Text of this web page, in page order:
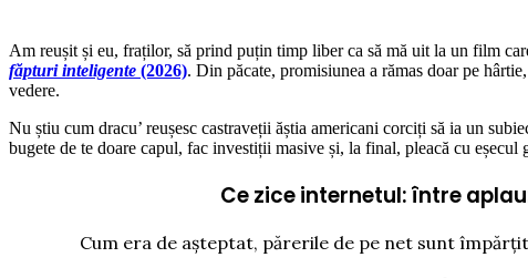
Am reușit și eu, fraților, să prind puțin timp liber ca să mă uit la un film
făpturi inteligente (2026). Din păcate, promisiunea a rămas doar pe
vedere.
Nu știu cum dracu’ reușesc castraveții ăștia americani corciți să ia un
bugete de te doare capul, fac investiții masive și, la final, pleacă cu
Ce zice internetul: între
Cum era de așteptat, părerile de pe net sunt